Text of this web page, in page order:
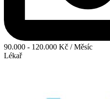
90.000 - 120.000 Kč / Měsíc
Lékař